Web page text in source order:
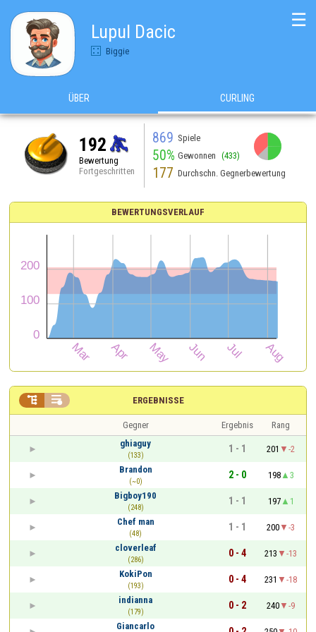
Lupul Dacic
Biggie
☰
ÜBER CURLING
192
Bewertung
Fortgeschritten
869 Spiele
50% Gewonnen (433)
177 Durchschn. Gegnerbewertung
BEWERTUNGSVERLAUF
ERGEBNISSE
 
Gegner Ergebnis
Rang
ghiaguy
(133)
1 - 1 201
-2
Brandon
(~0)
2 - 0 198
3
Bigboy190
(248)
1 - 1 197
1
Chef man
(48)
1 - 1 200
-3
cloverleaf
(286)
0 - 4 213
-13
KokiPon
(193)
0 - 4 231
-18
indianna
(179)
0 - 2 240
-9
Giancarlo